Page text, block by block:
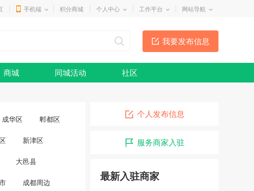
手机端 积分商城 个人中心 工作平台 网站导航
我要发布信息
商城 同城活动 社区
成华区 郫都区
新津区
大邑县
成都周边
个人发布信息
服务商家入驻
最新入驻商家